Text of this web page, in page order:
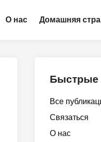
О нас Домашняя
Быстрые
Все
Связаться
О нас